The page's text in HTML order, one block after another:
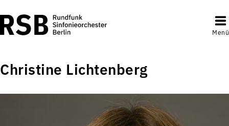
Menü
Christine Lichtenberg